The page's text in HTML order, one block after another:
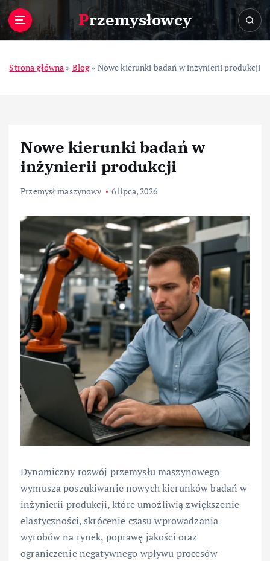
Przemysłowcy
Strona główna » Blog» Nowe kierunki badań w inżynierii produkcji
Nowe kierunki badań w
inżynierii produkcji
Przemysł maszynowy 6 lipca, 2026
Dynamiczny rozwój przemysłu maszynowego
wymusza poszukiwanie nowych kierunków badań w
inżynierii produkcji, które umożliwią zwiększenie
elastyczności, skrócenie czasu wprowadzania
wyrobów na rynek, poprawę jakości oraz
ograniczenie negatywnego wpływu procesów